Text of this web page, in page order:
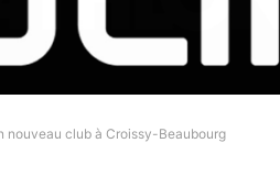
nouveau club à Croissy-Beaubourg